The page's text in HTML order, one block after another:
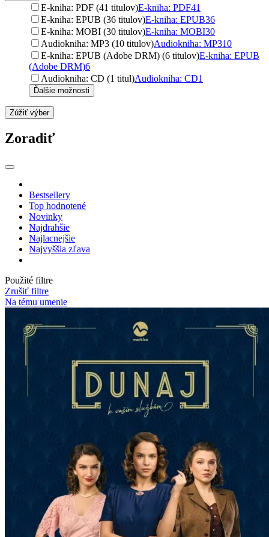
E-kniha: PDF (41 titulov)E-kniha: PDF41
E-kniha: EPUB (36 titulov)E-kniha: EPUB36
E-kniha: MOBI (30 titulov)E-kniha: MOBI30
Audiokniha: MP3 (10 titulov)Audiokniha: MP310
E-kniha: EPUB (Adobe DRM) (6 titulov)E-kniha: EPUB
(Adobe DRM)6
Audiokniha: CD (1 titul)Audiokniha: CD1
Ďalšie možnosti
Zúžiť výber
Zoradiť
Bestsellery
Top hodnotené
Novinky
Najdrahšie
Najlacnejšie
Najvyššia zľava
Použité filtre
Zrušiť filtre
Na tému umenie